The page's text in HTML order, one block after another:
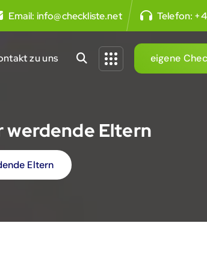
Email: info@checkliste.net Telefon:
zu uns eigene
Eltern
Eltern